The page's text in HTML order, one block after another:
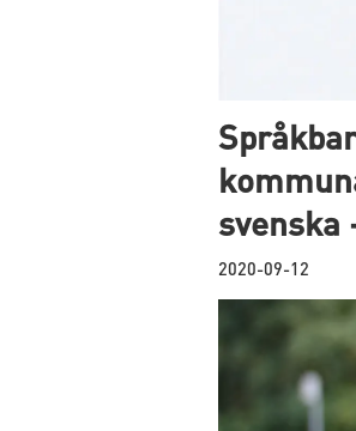
svenska
2020-09-12